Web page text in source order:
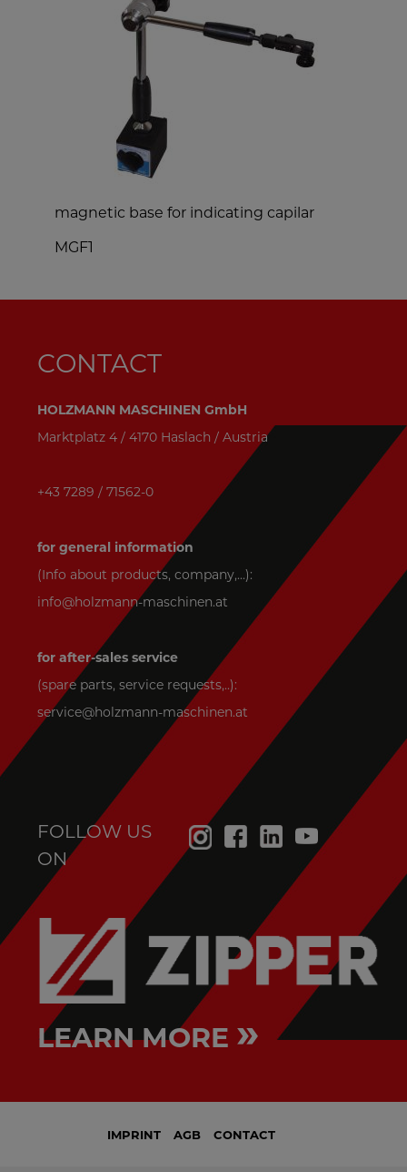
magnetic base for indicating capilar
MGF1
CONTACT
HOLZMANN MASCHINEN GmbH
Marktplatz 4 / 4170 Haslach / Austria
+43 7289 / 71562-0
for general information
(Info about products, company,...):
info@holzmann-maschinen.at
for after-sales service
(spare parts, service requests,..):
service@holzmann-maschinen.at
FOLLOW US
ON
LEARN MORE »
IMPRINT AGB CONTACT